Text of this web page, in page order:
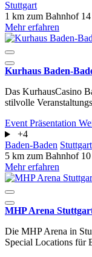
Stuttgart
1 km zum Bahnhof
Mehr erfahren
Kurhaus Baden-
Das KurhausCasino
stilvolle
Event Präsentation
+4
Baden-Baden Stuttgart
5 km zum Bahnhof
Mehr erfahren
MHP Arena
Die MHP Arena in
Special Locations für